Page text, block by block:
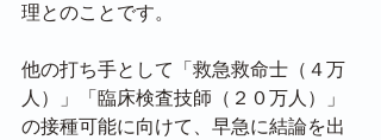
理とのことです。
他の打ち手として「救急救命士（４万
人）」「臨床検査技師（２０万人）」
の接種可能に向けて、早急に結論を出